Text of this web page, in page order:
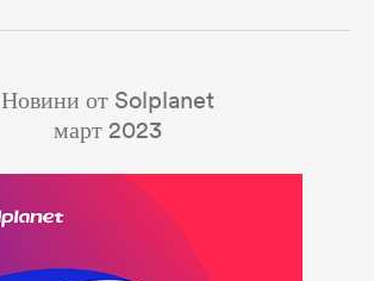
Новини от Solplanet
март 2023